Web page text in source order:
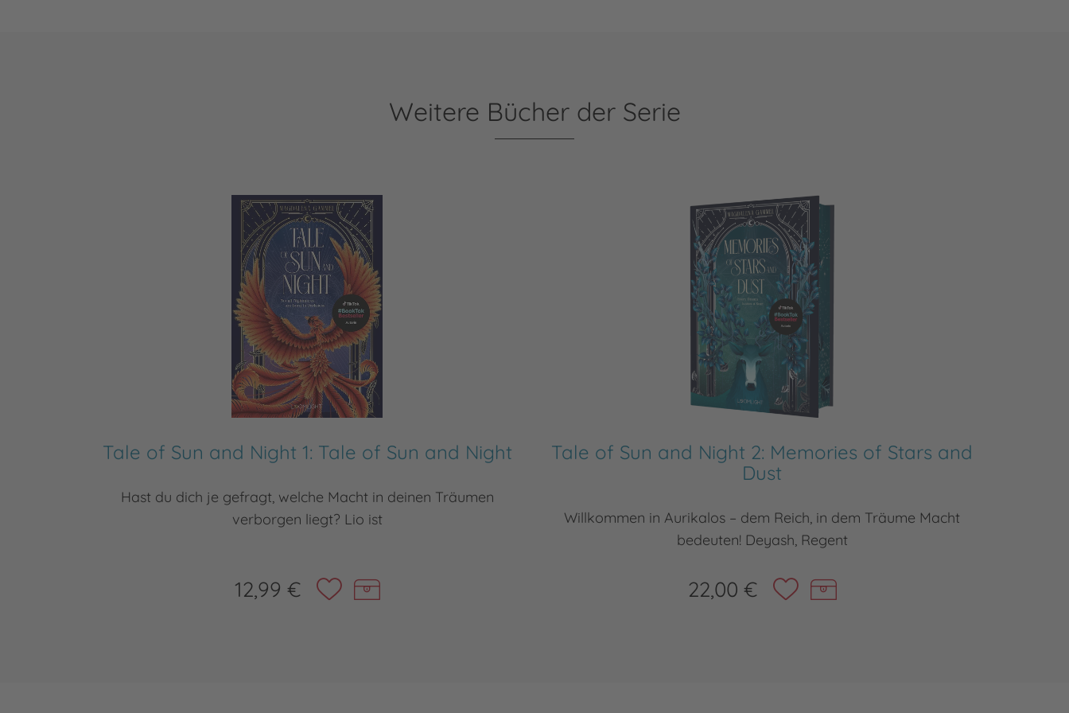
Weitere Bücher der Serie
Tale of Sun and Night 1: Tale of Sun and Night
Hast du dich je gefragt, welche Macht in deinen Träumen
verborgen liegt? Lio ist
12,99 €
Tale of Sun and Night 2: Memories of Stars and
Dust
Willkommen in Aurikalos – dem Reich, in dem Träume Macht
bedeuten! Deyash, Regent
22,00 €